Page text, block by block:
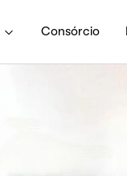
Consórcio